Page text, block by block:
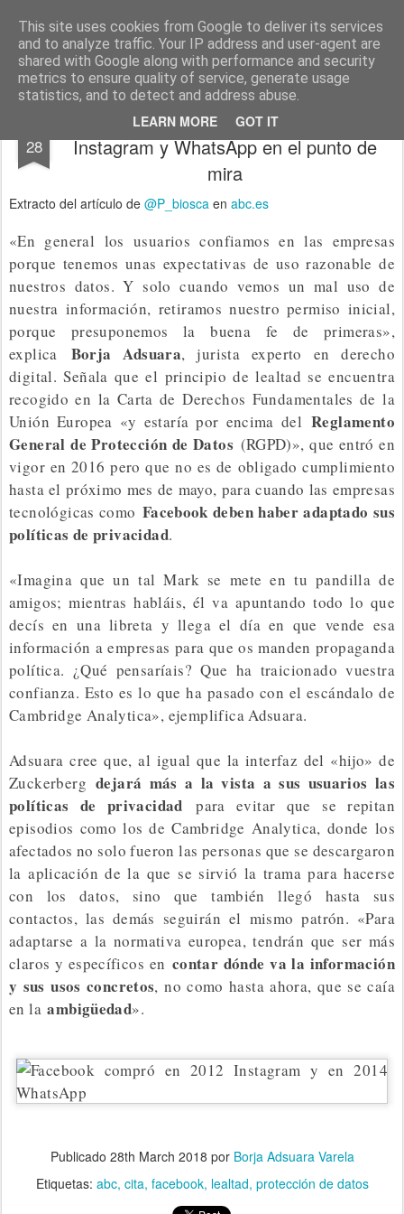
This site uses cookies from Google to deliver its services
and to analyze traffic. Your IP address and user-agent are
shared with Google along with performance and security
metrics to ensure quality of service, generate usage
statistics, and to detect and address abuse.
LEARN MORE GOT IT
menos tecnología y más pedagogía conceptos y reflexiones sobre la sociedad de la información
Pages
28
Las otras empresas de Facebook:
Instagram y WhatsApp en el punto de
mira
Extracto del artículo de @P_biosca en abc.es
«En general los usuarios confiamos en las empresas
porque tenemos unas expectativas de uso razonable de
nuestros datos. Y solo cuando vemos un mal uso de
nuestra información, retiramos nuestro permiso inicial,
porque presuponemos la buena fe de primeras»,
explica Borja Adsuara, jurista experto en derecho
digital. Señala que el principio de lealtad se encuentra
recogido en la Carta de Derechos Fundamentales de la
Unión Europea «y estaría por encima delReglamento
General de Protección de Datos (RGPD)», que entró en
vigor en 2016 pero que no es de obligado cumplimiento
hasta el próximo mes de mayo, para cuando las empresas
tecnológicas como Facebook deben haber adaptado sus
políticas de privacidad.
«Imagina que un tal Mark se mete en tu pandilla de
amigos; mientras habláis, él va apuntando todo lo que
decís en una libreta y llega el día en que vende esa
información a empresas para que os manden propaganda
política. ¿Qué pensaríais? Que ha traicionado vuestra
confianza. Esto es lo que ha pasado con el escándalo de
Cambridge Analytica», ejemplifica Adsuara.
Adsuara cree que, al igual que la interfaz del «hijo» de
Zuckerbergdejará más a la vista a sus usuarios las
políticas de privacidad para evitar que se repitan
episodios como los de Cambridge Analytica, donde los
afectados no solo fueron las personas que se descargaron
la aplicación de la que se sirvió la trama para hacerse
con los datos, sino que también llegó hasta sus
contactos, las demás seguirán el mismo patrón. «Para
adaptarse a la normativa europea, tendrán que ser más
claros y específicos en contar dónde va la información
y sus usos concretos, no como hasta ahora, que se caía
en laambigüedad».
Publicado 28th March 2018 por Borja Adsuara Varela
Etiquetas: abc cita facebook lealtad protección de datos